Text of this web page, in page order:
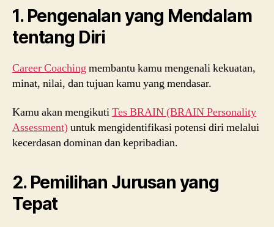
1. Pengenalan yang Mendalam
tentang Diri
Career Coachingmembantu kamu mengenali kekuatan,
minat, nilai, dan tujuan kamu yang mendasar.
Kamu akan mengikutiTes BRAIN (BRAIN Personality
Assessment)untuk mengidentifikasi potensi diri melalui
kecerdasan dominan dan kepribadian.
2. Pemilihan Jurusan yang
Tepat